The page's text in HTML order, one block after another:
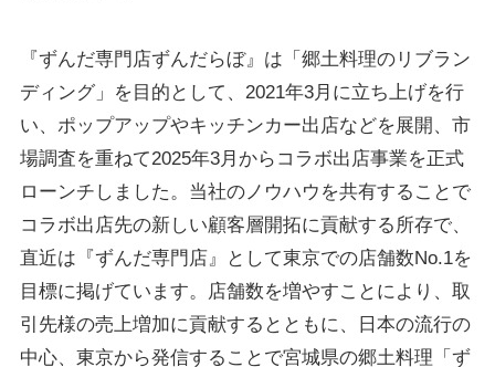
『ずんだ専門店ずんだらぼ』は「郷土料理のリブラン
ディング」を目的として、2021年3月に立ち上げを行
い、ポップアップやキッチンカー出店などを展開、市
場調査を重ねて2025年3月からコラボ出店事業を正式
ローンチしました。当社のノウハウを共有することで
コラボ出店先の新しい顧客層開拓に貢献する所存で、
直近は『ずんだ専門店』として東京での店舗数No.1を
目標に掲げています。店舗数を増やすことにより、取
引先様の売上増加に貢献するとともに、日本の流行の
中心、東京から発信することで宮城県の郷土料理「ず